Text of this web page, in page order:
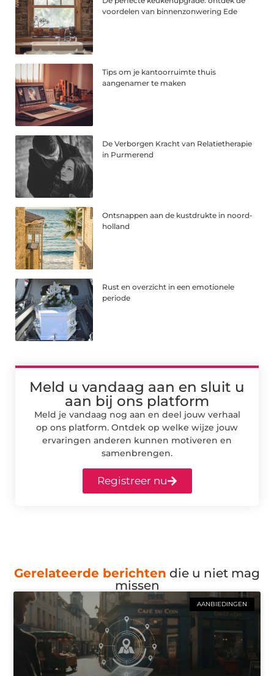
voordelen van binnenzonwering Ede
Tips om je kantoorruimte thuis
aangenamer te maken
De Verborgen Kracht van Relatietherapie
in Purmerend
Ontsnappen aan de kustdrukte in noord-
holland
Rust en overzicht in een emotionele
periode
Meld u vandaag aan en sluit u
aan bij ons platform
Meld je vandaag nog aan en deel jouw verhaal
op ons platform. Ontdek op welke wijze jouw
ervaringen anderen kunnen motiveren en
samenbrengen.
Registreer nu
Gerelateerde berichten die u niet mag
missen
AANBIEDINGEN